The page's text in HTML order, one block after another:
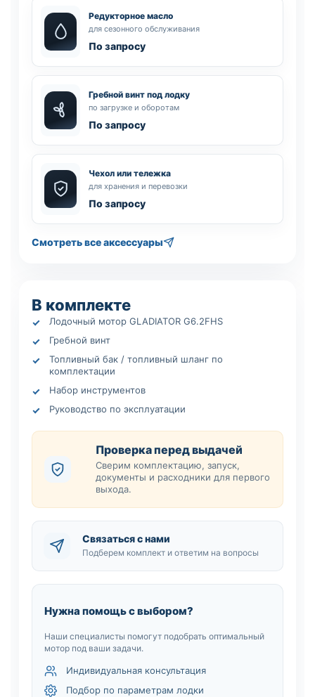
Редукторное масло
для сезонного обслуживания
По запросу
Гребной винт под лодку
по загрузке и оборотам
По запросу
Чехол или тележка
для хранения и перевозки
По запросу
Смотреть все аксессуары
В комплекте
Лодочный мотор GLADIATOR G6.2FHS
Гребной винт
Топливный бак / топливный шланг по
комплектации
Набор инструментов
Руководство по эксплуатации
Проверка перед выдачей
Сверим комплектацию, запуск,
документы и расходники для первого
выхода.
Связаться с нами
Подберем комплект и ответим на вопросы
Нужна помощь с выбором?
Наши специалисты помогут подобрать оптимальный
мотор под ваши задачи.
Индивидуальная консультация
Подбор по параметрам лодки